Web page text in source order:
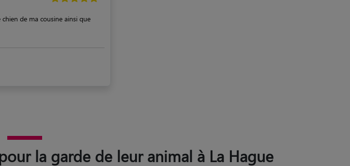
de ma cousine ainsi que
la garde de leur animal à La Hague